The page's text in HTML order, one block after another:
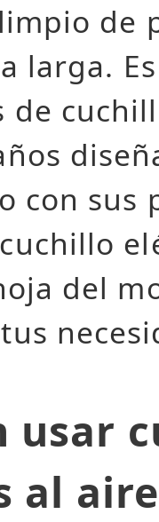
de
larga.
de
con sus
del
usar
al